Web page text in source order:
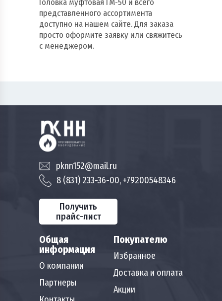
Головка муфтовая ГМ-50 и всего
представленного ассортимента
доступно на нашем сайте. Для заказа
просто оформите заявку или свяжитесь
с менеджером.
Общая
информация
О компании
Партнеры
Покупателю
Избранное
Доставка и оплата
Акции
pknn152@mail.ru
8 (831) 233-36-00, +79200548346
Получить
прайс-лист